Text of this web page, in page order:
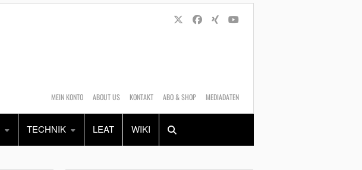
MEIN KONTO ABOUT US KONTAKT ABO & SHOP MEDIADATEN
TECHNIK LEAT WIKI
Alles Shop